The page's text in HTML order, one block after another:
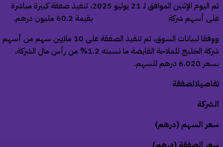
تم اليوم الإثنين الموافق لـ 21 يوليو 2025، تنفيذ صفقة كبيرة مباشرة
أسهم شركةالخليج للملاحة القابضة بقيمة 60.2 مليون درهم
.
ووفقا لبيانات السوق، تم تنفيذ الصفقة على 10 ملايين سهم من أسهم
شركة الخليج للملاحة القابضة ما نسبته 1.2% من رأس مال الشركة،
درهم للسهم
.
السهم (درهم)